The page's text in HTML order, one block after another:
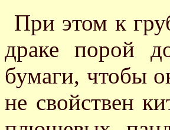
При этом к
драке порой
бумаги, чтобы
не свойствен